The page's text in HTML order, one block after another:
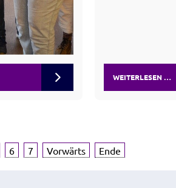
WEITERLESEN …
6 7 Vorwärts Ende